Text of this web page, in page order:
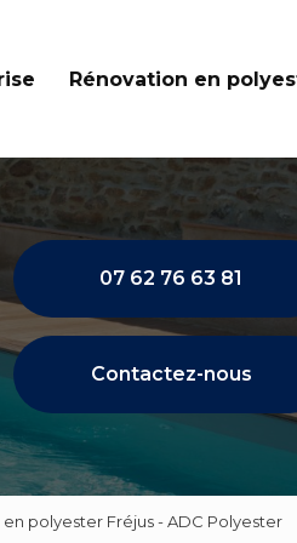
Rénovation en
07 62 76 63 81
Contactez-nous
polyester Fréjus - ADC Polyester